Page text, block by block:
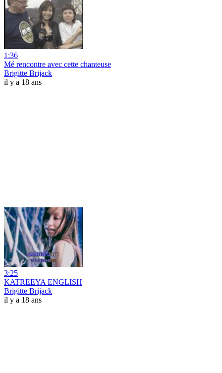
1:36
Mé rencontre avec cette chanteuse
Brigitte Brijack
il y a 18 ans
3:25
KATREEYA ENGLISH
Brigitte Brijack
il y a 18 ans